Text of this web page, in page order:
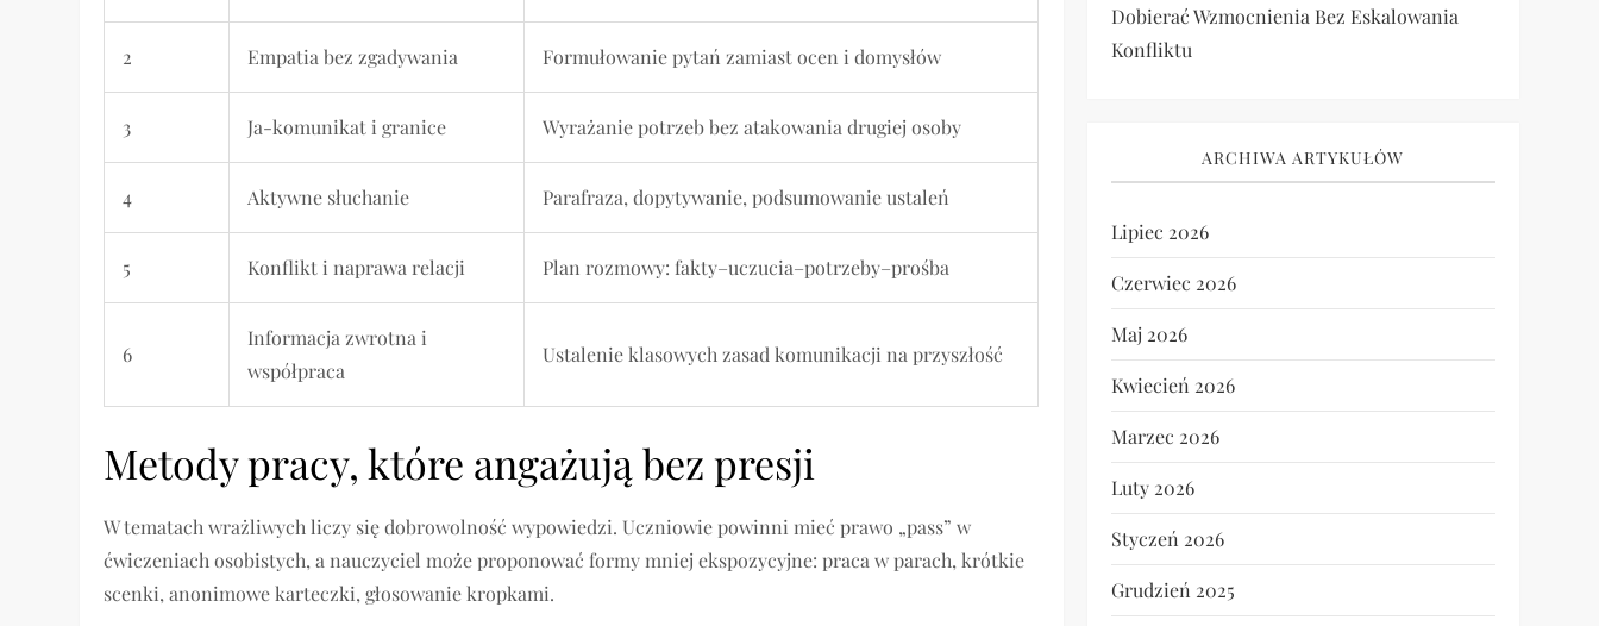
2 Empatia bez zgadywania Formułowanie pytań zamiast ocen i domysłów
3 Ja-komunikat i granice Wyrażanie potrzeb bez atakowania drugiej osoby
4 Aktywne słuchanie Parafraza, dopytywanie, podsumowanie ustaleń
5 Konflikt i naprawa relacji Plan rozmowy: fakty–uczucia–potrzeby–prośba
6
Informacja zwrotna i
współpraca
Ustalenie klasowych zasad komunikacji na przyszłość
Metody pracy, które angażują bez presji
W tematach wrażliwych liczy się dobrowolność wypowiedzi. Uczniowie powinni mieć prawo „pass” w
ćwiczeniach osobistych, a nauczyciel może proponować formy mniej ekspozycyjne: praca w parach, krótkie
scenki, anonimowe karteczki, głosowanie kropkami.
Dobierać Wzmocnienia Bez Eskalowania
Konfliktu
ARCHIWA ARTYKUŁÓW
Lipiec 2026
Czerwiec 2026
Maj 2026
Kwiecień 2026
Marzec 2026
Luty 2026
Styczeń 2026
Grudzień 2025